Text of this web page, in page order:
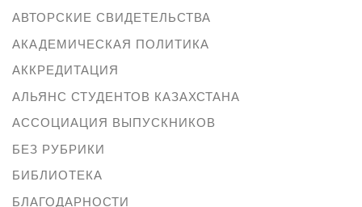
АВТОРСКИЕ СВИДЕТЕЛЬСТВА
АКАДЕМИЧЕСКАЯ ПОЛИТИКА
АККРЕДИТАЦИЯ
АЛЬЯНС СТУДЕНТОВ КАЗАХСТАНА
АССОЦИАЦИЯ ВЫПУСКНИКОВ
БЕЗ РУБРИКИ
БИБЛИОТЕКА
БЛАГОДАРНОСТИ